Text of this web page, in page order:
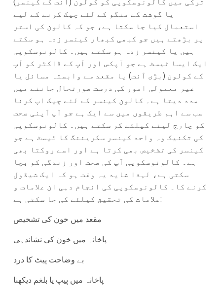
ترکی میں کالونوسکوپی کو کولون (آنت کے کینسر)
یا گوشت کے منگو کے لئے چیک کرنے کے لیے
استعمال کیا جا سکتا ہے، جو کہ کالون کی استر
پر بڑھتے ہیں جو کبھی کبھار کینسر زدہ ہو سکتے
ہیں یا کینسر زدہ ہو سکتے ہیں۔ کالونوسکوپی
ایک ایسا ٹیسٹ ہے جو آپکس اور آپ کے ڈاکٹر کو آپ
کے کولون (بڑی آنت) یا مقعد سے وابستہ مسائل یا
غیر معمولی امور کی درست صورتحال جاننے میں
مدد دیتا ہے۔ کالون کینسر کے لئے چیک اپ کرنا
سب سے اہم طریقوں میں سے ایک ہے جو آپ آپنی صحت
کو چارج لینے کیلئے کر سکتے ہیں۔ کالونوسکوپی
کی تکنیک وہ واحد کینسر سکریننگ کا ٹیسٹ ہے جو
کینسر کی تشخیص بھی کرتا ہے اور اسے روکتا بھی
ہے۔ کالونوسکوپی آپ کی صحت اور زندگی کو بچا
سکتی ہے، لہذا شاید یہ وقت ہو کہ ایک شیڈول
کرنے کا۔ کالونوسکوپی کی انجام دہی ان علامات و
علامات کی تحقیق کیلئے کی جا سکتی ہے:
مقعد میں خون کی تشخیص
پاخانہ میں خون کی نشاندہی
بے وضاحت پیٹ کا درد
پاخانہ میں پیپ یا بلغم دیکھنا